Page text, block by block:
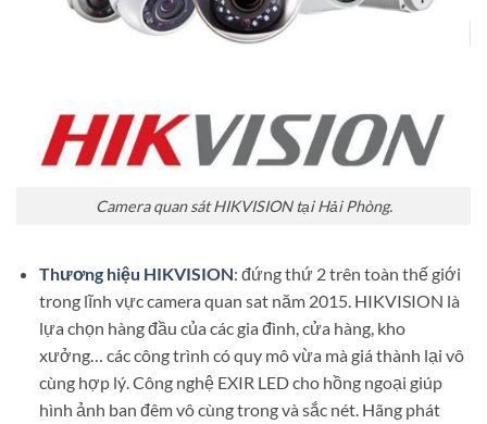
Camera quan sát HIKVISION tại Hải Phòng.
Thương hiệu HIKVISION: đứng thứ 2 trên toàn thế giới
trong lĩnh vực camera quan sat năm 2015. HIKVISION là
lựa chọn hàng đầu của các gia đình, cửa hàng, kho
xưởng… các công trình có quy mô vừa mà giá thành lại vô
cùng hợp lý. Công nghệ EXIR LED cho hồng ngoại giúp
hình ảnh ban đêm vô cùng trong và sắc nét. Hãng phát